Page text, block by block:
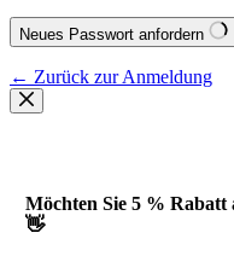
Neues Passwort anfordern
← Zurück zur Anmeldung
Möchten Sie 5 % Rabatt
👋